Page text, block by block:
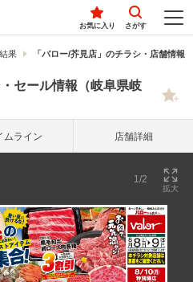
お気に入り さがす
果 「バロー/芥見店」のチラシ・店舗情報
セール情報（岐阜県岐
ム ライン 店舗詳細
1/2
拡大